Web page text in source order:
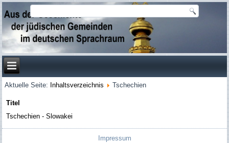
Aktuelle Seite: Inhaltsverzeichnis Tschechien
Titel
Tschechien - Slowakei
Impressum